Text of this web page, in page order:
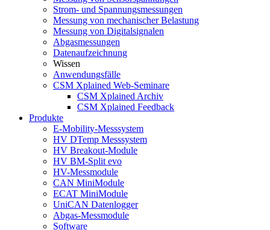
Strom- und Spannungsmessungen
Messung von mechanischer Belastung
Messung von Digitalsignalen
Abgasmessungen
Datenaufzeichnung
Wissen
Anwendungsfälle
CSM Xplained Web-Seminare
CSM Xplained Archiv
CSM Xplained Feedback
Produkte
E-Mobility-Messsystem
HV DTemp Messsystem
HV Breakout-Module
HV BM-Split evo
HV-Messmodule
CAN MiniModule
ECAT MiniModule
UniCAN Datenlogger
Abgas-Messmodule
Software